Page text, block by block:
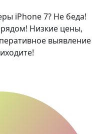
iPhone 7? Не беда!
Низкие цены,
выявление